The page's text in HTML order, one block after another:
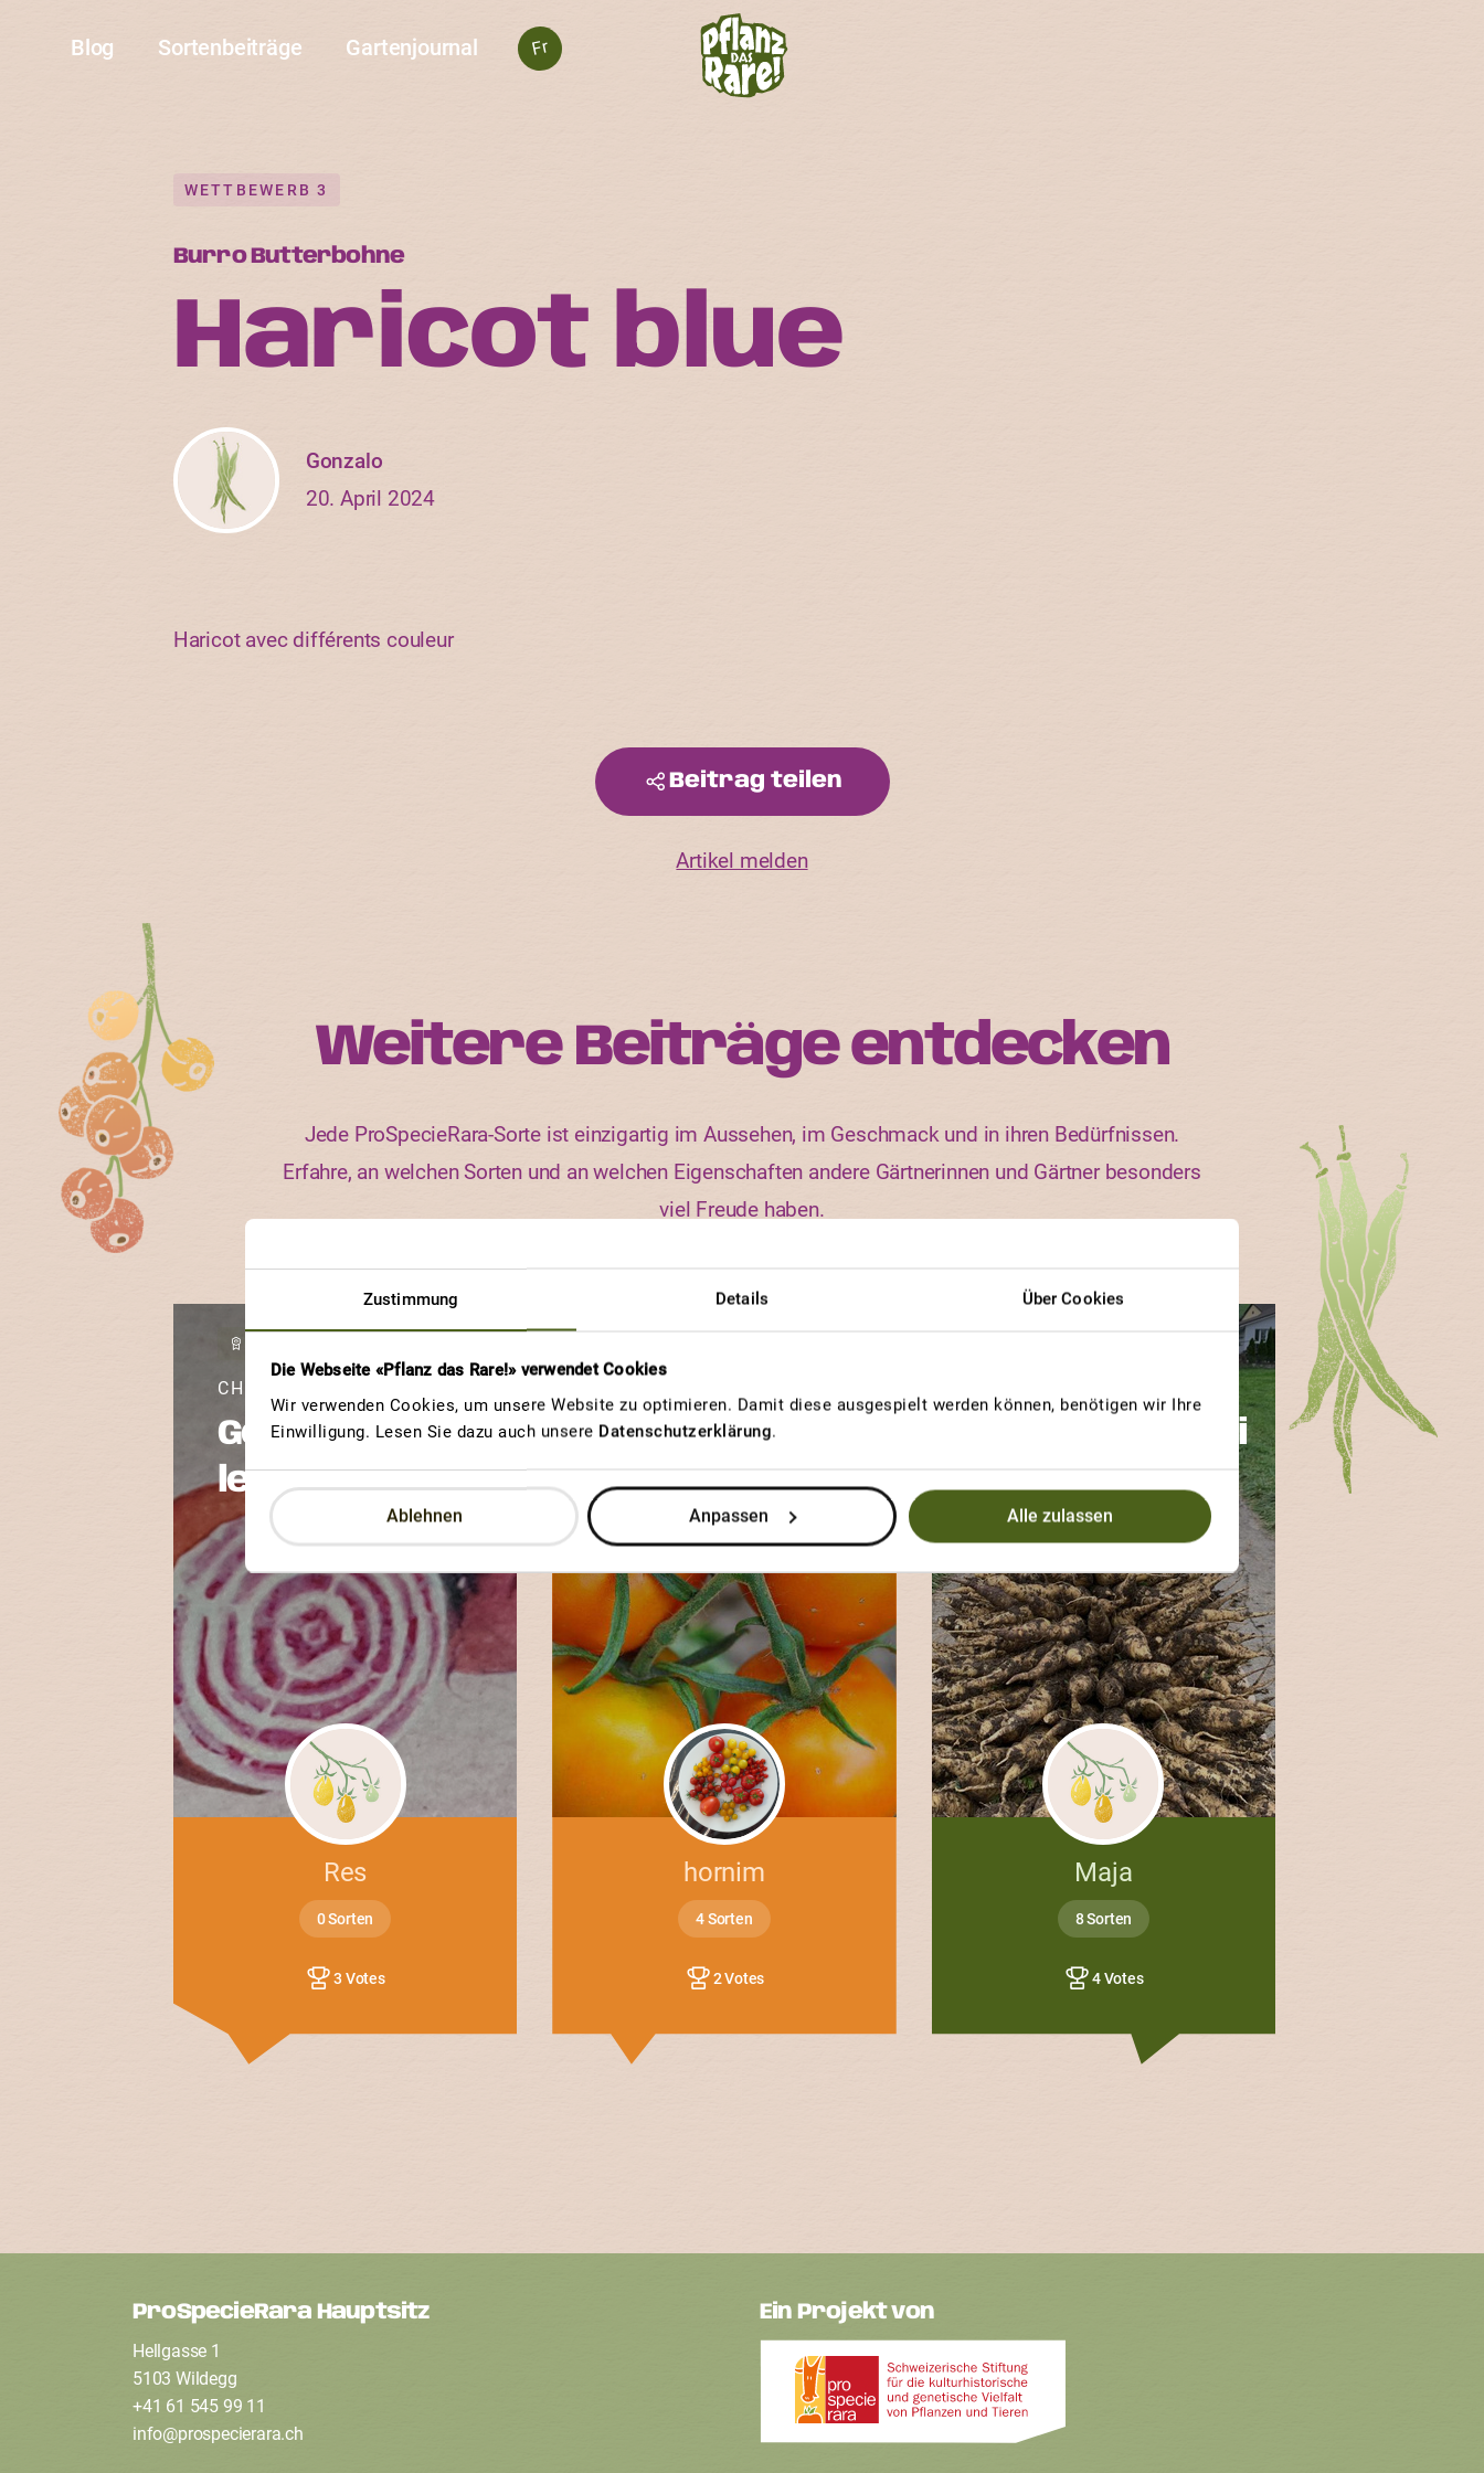
Zustimmung Details Über Cookies
Die Webseite «Pflanz das Rare!» verwendet Cookies
Wir verwenden Cookies, um unsere Website zu optimieren. Damit diese ausgespielt werden können, benötigen wir Ihre
Einwilligung. Lesen Sie dazu auch unsere Datenschutzerklärung.
Ablehnen Anpassen Alle zulassen
Fr
Blog Sortenbeiträge Gartenjournal
WETTBEWERB 3
Burro Butterbohne
Haricot blue
Gonzalo
20. April 2024
Haricot avec différents couleur
Beitrag teilen
Artikel melden
Weitere Beiträge entdecken
Jede ProSpecieRara-Sorte ist einzigartig im Aussehen, im Geschmack und in ihren Bedürfnissen.
Erfahre, an welchen Sorten und an welchen Eigenschaften andere Gärtnerinnen und Gärtner besonders
viel Freude haben.
CHIOGGIA
Gesund und
lecker
Res
0 Sorten
3 Votes
Immer wieder
eine gute
Wahl!
hornim
4 Sorten
2 Votes
Küttigerrüebli
die "echten"
Maja
8 Sorten
4 Votes
F
o
o
ProSpecieRara Hauptsitz
Hellgasse 1
5103 Wildegg
+41 61 545 99 11
info@prospecierara.ch
Ein Projekt von